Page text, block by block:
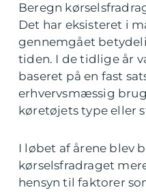
Beregn
Det har eksisteret i
gennemgået
tiden. I de tidlige år
baseret på en fast
erhvervsmæssig
køretøjets type eller
I løbet af årene blev
kørselsfradraget
hensyn til faktorer